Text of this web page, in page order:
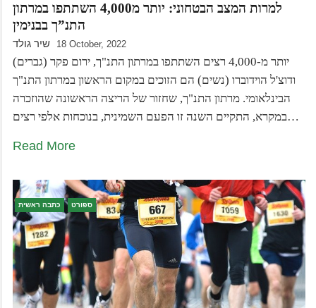
למרות המצב הבטחוני: יותר מ4,000 השתתפו במרתון
התנ”ך בבנימין
שיר גולד 18 October, 2022
יותר מ-4,000 רצים השתתפו במרתון התנ"ך, ירום פקר (גברים)
ודוצ'ל הוידוברו (נשים) הם הזוכים במקום הראשון במרתון התנ"ך
הבינלאומי. מרתון התנ"ך, שחזור של הריצה הראשונה שהוזכרה
במקרא, התקיים השנה זו הפעם השמינית, בנוכחות אלפי רצים…
Read More
כתבה ראשית ספורט